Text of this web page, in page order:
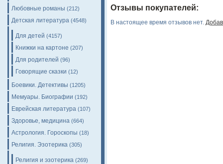
Любовные романы (212)
Детская литература (4548)
Для детей (4157)
Книжки на картоне (207)
Для родителей (96)
Говорящие сказки (12)
Боевики. Детективы (1205)
Мемуары. Биографии (192)
Еврейская литература (107)
Здоровье, медицина (664)
Астрология. Гороскопы (18)
Религия. Эзотерика (305)
Религия и эзотерика (269)
Отзывы покупателей:
В настоящее время отзывов нет.